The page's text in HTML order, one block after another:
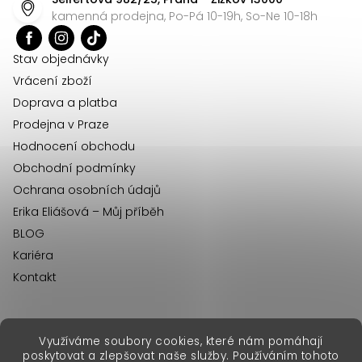
Využíváme soubory cookies, které nám pomáhají
poskytovat a zlepšovat naše služby. Používáním tohoto
kamenná prodejna, Po-Pá 10-19h, So-Ne 10-18h
Stav objednávky
Vrácení zboží
Doprava a platba
Prodejna v Praze
Hodnocení obchodu
Obchodní podmínky
Ochrana osobních údajů
Erika Eliášová – Můj příběh
BLOG
Kariéra
Kontakt
erikafashion.sk